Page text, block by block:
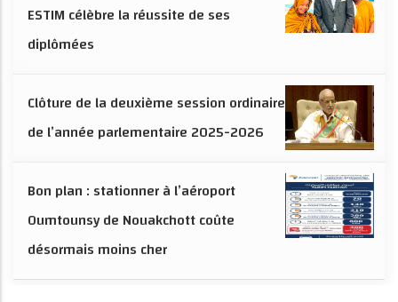
ESTIM célèbre la réussite de ses
diplômées
Clôture de la deuxième session ordinaire
de l’année parlementaire 2025-2026
Bon plan : stationner à l’aéroport
Oumtounsy de Nouakchott coûte
désormais moins cher